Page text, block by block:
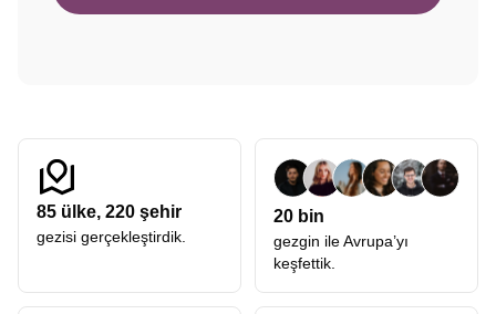
85 ülke, 220 şehir
gezisi gerçekleştirdik.
20 bin
gezgin ile Avrupa’yı
keşfettik.